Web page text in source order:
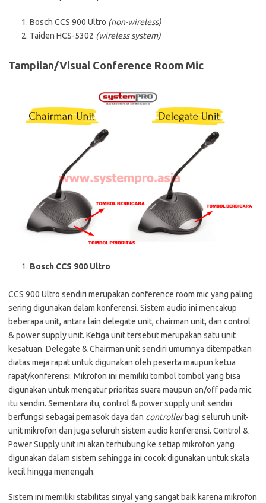
Bosch CCS 900 Ultro (non-wireless)
Taiden HCS-5302 (wireless system)
Tampilan/Visual Conference Room Mic
Bosch CCS 900 Ultro
CCS 900 Ultro sendiri merupakan conference room mic yang paling
sering digunakan dalam konferensi. Sistem audio ini mencakup
beberapa unit, antara lain delegate unit, chairman unit, dan control
& power supply unit. Ketiga unit tersebut merupakan satu unit
kesatuan. Delegate & Chairman unit sendiri umumnya ditempatkan
diatas meja rapat untuk digunakan oleh peserta maupun ketua
rapat/konferensi. Mikrofon ini memiliki tombol tombol yang bisa
digunakan untuk mengatur prioritas suara maupun on/off pada mic
itu sendiri. Sementara itu, control & power supply unit sendiri
berfungsi sebagai pemasok daya dan controllerbagi seluruh unit-
unit mikrofon dan juga seluruh sistem audio konferensi. Control &
Power Supply unit ini akan terhubung ke setiap mikrofon yang
digunakan dalam sistem sehingga ini cocok digunakan untuk skala
kecil hingga menengah.
Sistem ini memiliki stabilitas sinyal yang sangat baik karena mikrofon